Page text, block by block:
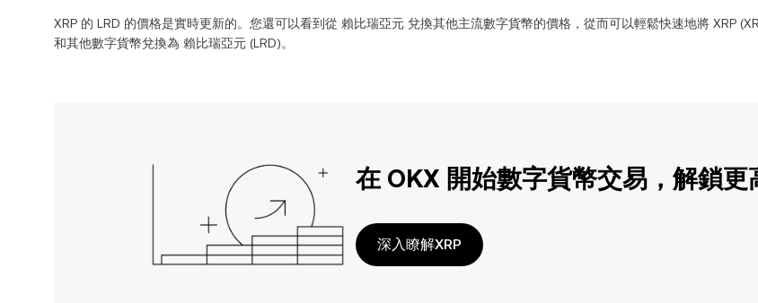
XRP 的 LRD 的價格是實時更新的。您還可以看到從 賴比瑞亞元 兌換其他主流數字貨幣的價格，從而可以輕鬆快速地將 XRP (
和其他數字貨幣兌換為 賴比瑞亞元 (LRD)。
在 OKX 開始數字貨幣交易，解鎖更
深入瞭解XRP